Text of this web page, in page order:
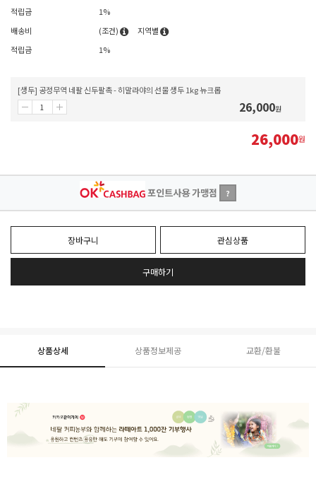
적립금
1%
배송비
(조건)
지역별
적립금
1%
[생두] 공정무역 네팔 신두팔촉 - 히말라야의 선물 생두 1kg 뉴크롭
26,000원
26,000원
포인트사용 가맹점 ?
장바구니 관심상품
구매하기
상품상세 상품정보제공 교환/환불